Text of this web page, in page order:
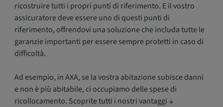
ricostruire tutti i propri punti di riferimento. E il vostro
assicuratore deve essere uno di questi punti di
riferimento, offrendovi una soluzione che includa tutte le
garanzie importanti per essere sempre protetti in caso di
difficoltà.
Ad esempio, in AXA, se la vostra abitazione subisce danni
e non è più abitabile, ci occupiamo delle spese di
ricollocamento. Scoprite tutti i nostri vantaggi ↓